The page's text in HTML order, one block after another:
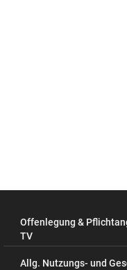
Offenlegung &
TV
Allg. Nutzungs- und